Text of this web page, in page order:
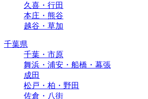
久喜・行田
本庄・熊谷
越谷・草加
千葉県
千葉・市原
舞浜・浦安・船橋・幕張
成田
松戸・柏・野田
佐倉・八街